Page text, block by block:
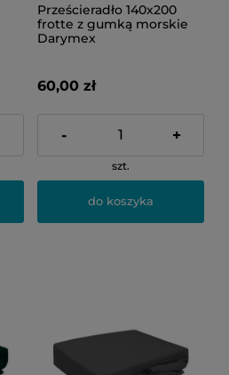
Prześcieradło 140x200
frotte z gumką morskie
Darymex
60,00 zł
- +
szt.
do koszyka